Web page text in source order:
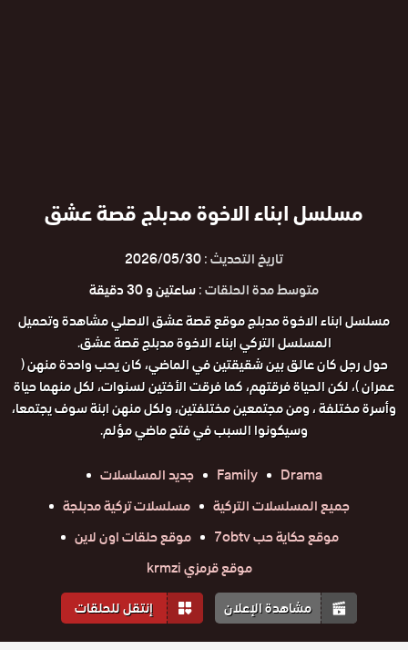
مسلسل ابناء الاخوة مدبلج قصة عشق
تاريخ التحديث :2026/05/30
متوسط مدة الحلقات :ساعتين و 30 دقيقة
مسلسل ابناء الاخوة مدبلج موقع قصة عشق الاصلي مشاهدة وتحميل
المسلسل التركي ابناء الاخوة مدبلج قصة عشق.
حول رجل كان عالق بين شقيقتين في الماضي، كان يحب واحدة منهن (
عمران )، لكن الحياة فرقتهم، كما فرقت الأختين لسنوات، لكل منهما حياة
وأسرة مختلفة ، ومن مجتمعين مختلفتين، ولكل منهن ابنة سوف يجتمعا،
وسيكونوا السبب في فتح ماضي مؤلم.
Drama
Family
جديد المسلسلات
جميع المسلسلات التركية
مسلسلات تركية مدبلجة
موقع حكاية حب 7obtv
موقع حلقات اون لاين
موقع قرمزي krmzi
مشاهدة الإعلان
إنتقل للحلقات